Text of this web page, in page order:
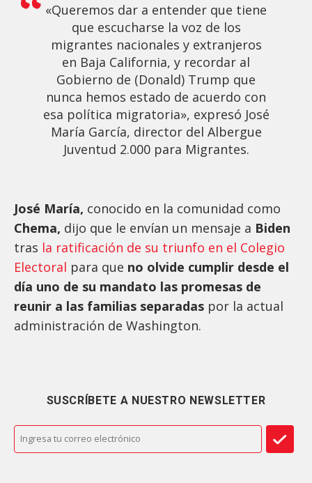
«Queremos dar a entender que tiene
que escucharse la voz de los
migrantes nacionales y extranjeros
en Baja California, y recordar al
Gobierno de (Donald) Trump que
nunca hemos estado de acuerdo con
esa política migratoria», expresó José
María García, director del Albergue
Juventud 2.000 para Migrantes.
José María, conocido en la comunidad como
Chema, dijo que le envían un mensaje a Biden
tras la ratificación de su triunfo en el Colegio
Electoral para que no olvide cumplir desde el
día uno de su mandato las promesas de
reunir a las familias separadas por la actual
administración de Washington.
SUSCRÍBETE A NUESTRO NEWSLETTER